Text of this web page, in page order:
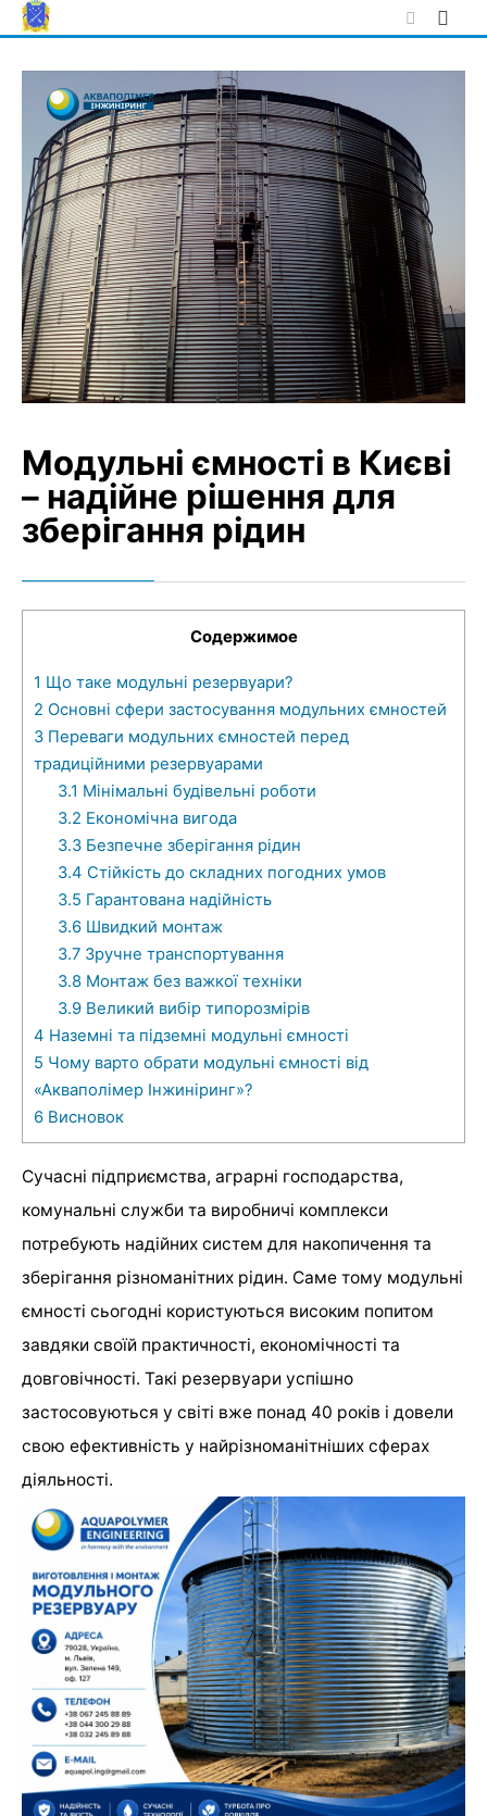
Skip
to
Модульні ємності в Києві
– надійне рішення для
зберігання рідин
Содержимое
1 Що таке модульні резервуари?
2 Основні сфери застосування модульних ємностей
3 Переваги модульних ємностей перед
традиційними резервуарами
3.1 Мінімальні будівельні роботи
3.2 Економічна вигода
3.3 Безпечне зберігання рідин
3.4 Стійкість до складних погодних умов
3.5 Гарантована надійність
3.6 Швидкий монтаж
3.7 Зручне транспортування
3.8 Монтаж без важкої техніки
3.9 Великий вибір типорозмірів
4 Наземні та підземні модульні ємності
5 Чому варто обрати модульні ємності від
«Акваполімер Інжиніринг»?
6 Висновок
Сучасні підприємства, аграрні господарства,
комунальні служби та виробничі комплекси
потребують надійних систем для накопичення та
зберігання різноманітних рідин. Саме тому модульні
ємності сьогодні користуються високим попитом
завдяки своїй практичності, економічності та
довговічності. Такі резервуари успішно
застосовуються у світі вже понад 40 років і довели
свою ефективність у найрізноманітніших сферах
діяльності.